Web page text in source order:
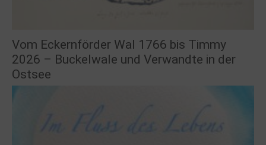
Vom Eckernförder Wal 1766 bis Timmy
2026 – Buckelwale und Verwandte in der
Ostsee